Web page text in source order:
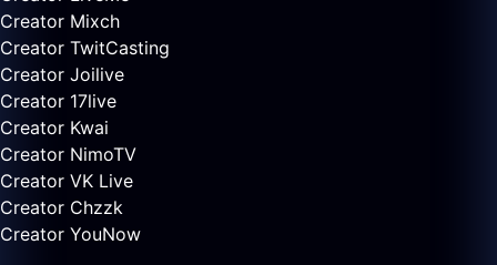
Creator Mixch
Creator TwitCasting
Creator Joilive
Creator 17live
Creator Kwai
Creator NimoTV
Creator VK Live
Creator Chzzk
Creator YouNow